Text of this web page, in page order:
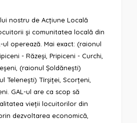
nostru de Acțiune Locală
și comunitatea locală din
ul operează. Mai exact: (raionul
- Răzeși, Pripiceni - Curchi,
(raionul Șoldănești)
Telenești) Tîrșiței, Scorțeni,
GAL-ul are ca scop să
vieții locuitorilor din
dezvoltarea economică,